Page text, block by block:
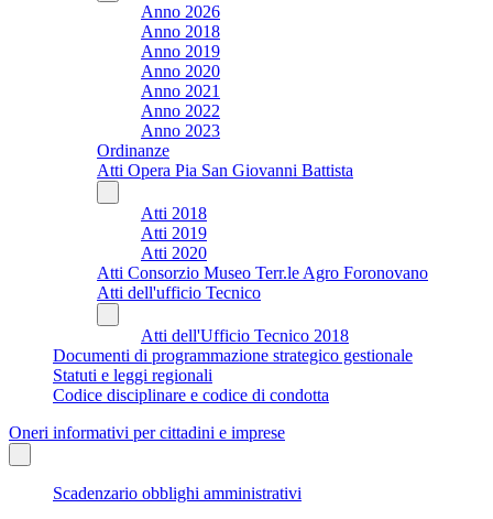
Anno 2026
Anno 2018
Anno 2019
Anno 2020
Anno 2021
Anno 2022
Anno 2023
Ordinanze
Atti Opera Pia San Giovanni Battista
Atti 2018
Atti 2019
Atti 2020
Atti Consorzio Museo Terr.le Agro Foronovano
Atti dell'ufficio Tecnico
Atti dell'Ufficio Tecnico 2018
Documenti di programmazione strategico gestionale
Statuti e leggi regionali
Codice disciplinare e codice di condotta
Oneri informativi per cittadini e imprese
Scadenzario obblighi amministrativi